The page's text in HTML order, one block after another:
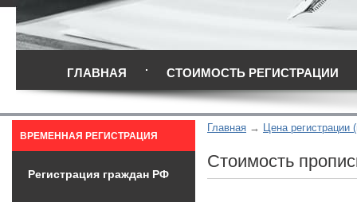
ГЛАВНАЯ СТОИМОСТЬ РЕГИСТРАЦИИ
Главная Цена регистрации
Стоимость
ВРЕМЕННАЯ РЕГИСТРАЦИЯ
Регистрация граждан РФ